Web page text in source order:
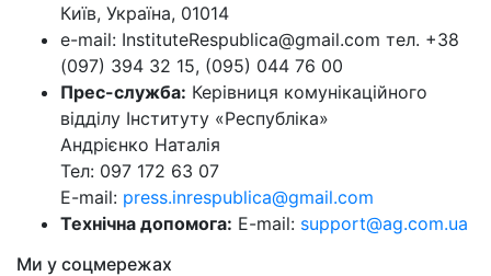
Київ, Україна, 01014
e-mail: InstituteRespublica@gmail.com тел. +38
(097) 394 32 15, (095) 044 76 00
Прес-служба: Керівниця комунікаційного
відділу Інституту «Республіка»
Андрієнко Наталія
Тел: 097 172 63 07
E-mail: press.inrespublica@gmail.com
Технічна допомога: E-mail: support@ag.com.ua
Ми у соцмережах